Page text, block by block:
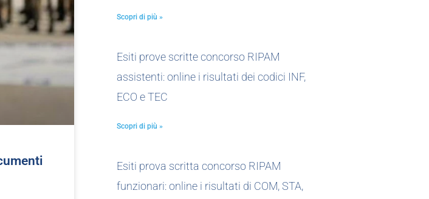
Scopri di più »
Esiti prove scritte concorso RIPAM
assistenti: online i risultati dei codici INF,
ECO e TEC
Scopri di più »
Esiti prova scritta concorso RIPAM
funzionari: online i risultati di COM, STA,